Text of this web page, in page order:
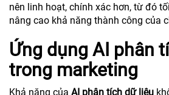
nên linh hoạt, chính xác hơn, từ đó
nâng cao khả năng thành công của
Ứng dụng AI phân
trong marketing
Khả năng của AI phân tích dữ liệu